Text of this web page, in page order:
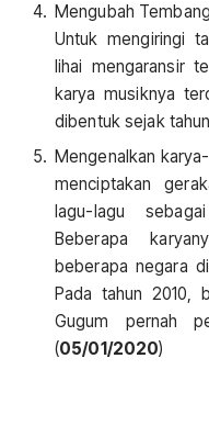
Mengubah
Untuk mengiringi
lihai mengaransir
karya musiknya
dibentuk sejak
Mengenalkan
menciptakan
lagu-lagu
Beberapa
beberapa negara
Pada tahun 2010,
Gugum pernah
(05/01/2020)